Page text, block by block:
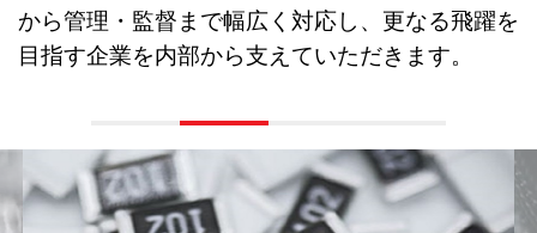
から管理・監督まで幅広く対応し、更なる飛躍を
目指す企業を内部から支えていただきます。